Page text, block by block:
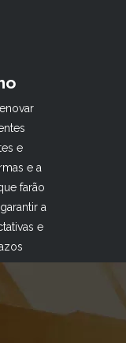
e
e a
farão
a
e